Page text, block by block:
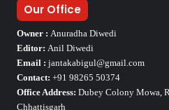
Our Office
Owner : Anuradha Diwedi
Editor: Anil Diwedi
Email : jantakabigul@gmail.com
Contact: +91 98265 50374
Office Address: Dubey Colony Mowa,
Chhattisgarh